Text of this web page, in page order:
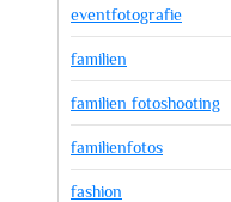
eventfotografie
familien
familien fotoshooting
familienfotos
fashion